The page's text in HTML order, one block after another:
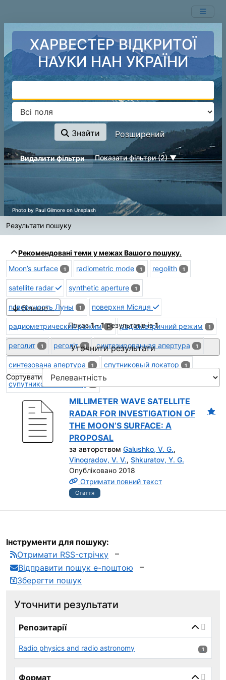
ХАРВЕСТЕР ВІДКРИТОЇ
НАУКИ НАН УКРАЇНИ
Знайти Розширений
page_reload_on_deselect_hint
Видалити фільтри Показати фільтри (2)
Результати пошуку
Рекомендовані теми у межах Вашого пошуку.
Moon’s surface
1 radiometric mode 1 regolith 1
satellite radar synthetic aperture 1
поверхность Луны 1 поверхня Місяця
радиометрический режим 1 радіометричний режим 1
реголит 1 реголіт 1 синтезированная апертура 1
синтезована апертура 1 спутниковый локатор 1
супутниковий локатор
більше...
Показ1 - 1результатів із1
Уточнити результати
Сортувати
MILLIMETER WAVE SATELLITE
RADAR FOR INVESTIGATION OF
THE MOON’S SURFACE: A
PROPOSAL
за авторством Galushko, V. G.,
Vinogradov, V. V., Shkuratov, Y. G.
Опубліковано 2018
Отримати повний текст
Стаття
Інструменти для пошуку:
Отримати RSS-стрічку
Відправити пошук е-поштою
Зберегти пошук
Уточнити результати
Репозитарії
Radio physics and radio astronomy 1
1
Формат